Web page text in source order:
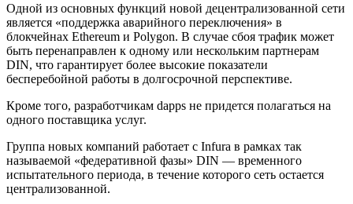
Одной из основных функций новой децентрализованной сети
является «поддержка аварийного переключения» в
блокчейнах Ethereum и Polygon. В случае сбоя трафик может
быть перенаправлен к одному или нескольким партнерам
DIN, что гарантирует более высокие показатели
бесперебойной работы в долгосрочной перспективе.
Кроме того, разработчикам dapps не придется полагаться на
одного поставщика услуг.
Группа новых компаний работает с Infura в рамках так
называемой «федеративной фазы» DIN — временного
испытательного периода, в течение которого сеть остается
централизованной.